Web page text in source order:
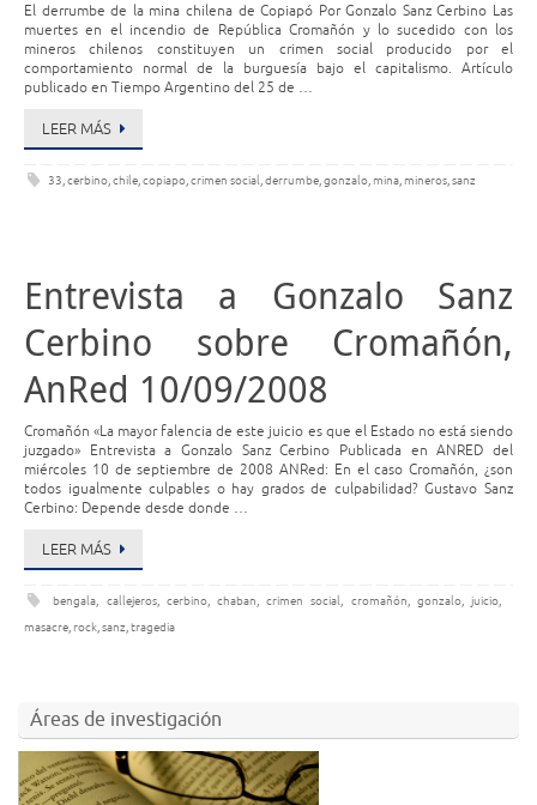
El derrumbe de la mina chilena de Copiapó Por Gonzalo Sanz Cerbino Las
muertes en el incendio de República Cromañón y lo sucedido con los
mineros chilenos constituyen un crimen social producido por el
comportamiento normal de la burguesía bajo el capitalismo. Artículo
publicado en Tiempo Argentino del 25 de …
LEER MÁS
33,cerbino,chile,copiapo,crimen social,derrumbe,gonzalo, mina, mineros,sanz
Entrevista a Gonzalo Sanz
Cerbino sobre Cromañón,
AnRed 10/09/2008
Cromañón «La mayor falencia de este juicio es que el Estado no está siendo
juzgado» Entrevista a Gonzalo Sanz Cerbino Publicada en ANRED del
miércoles 10 de septiembre de 2008 ANRed: En el caso Cromañón, ¿son
todos igualmente culpables o hay grados de culpabilidad? Gustavo Sanz
Cerbino: Depende desde donde …
LEER MÁS
bengala, callejeros, cerbino, chaban,crimen social, cromañón, gonzalo,juicio,
masacre, rock,sanz,tragedia
Áreas de investigación